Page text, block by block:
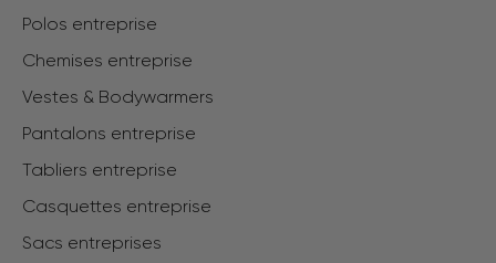
Polos entreprise
Chemises entreprise
Vestes & Bodywarmers
Pantalons entreprise
Tabliers entreprise
Casquettes entreprise
Sacs entreprises